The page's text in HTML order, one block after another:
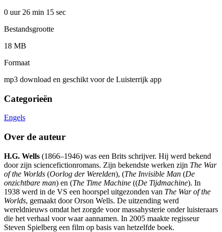
0 uur 26 min 15 sec
Bestandsgrootte
18 MB
Formaat
mp3 download en geschikt voor de Luisterrijk app
Categorieën
Engels
Over de auteur
H.G. Wells (1866–1946) was een Brits schrijver. Hij werd bekend
door zijn sciencefictionromans. Zijn bekendste werken zijn The War
of the Worlds (Oorlog der Werelden), (The Invisible Man (De
onzichtbare man) en (The Time Machine ((De Tijdmachine). In
1938 werd in de VS een hoorspel uitgezonden van The War of the
Worlds, gemaakt door Orson Wells. De uitzending werd
wereldnieuws omdat het zorgde voor massahysterie onder luisteraars
die het verhaal voor waar aannamen. In 2005 maakte regisseur
Steven Spielberg een film op basis van hetzelfde boek.